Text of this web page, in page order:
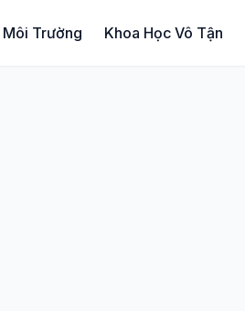
Môi Trường Khoa Học Vô Tận